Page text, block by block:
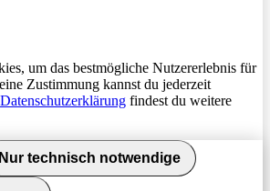
um das bestmögliche Nutzererlebnis für
Zustimmung kannst du jederzeit
Datenschutzerklärung findest du weitere
Nur technisch notwendige